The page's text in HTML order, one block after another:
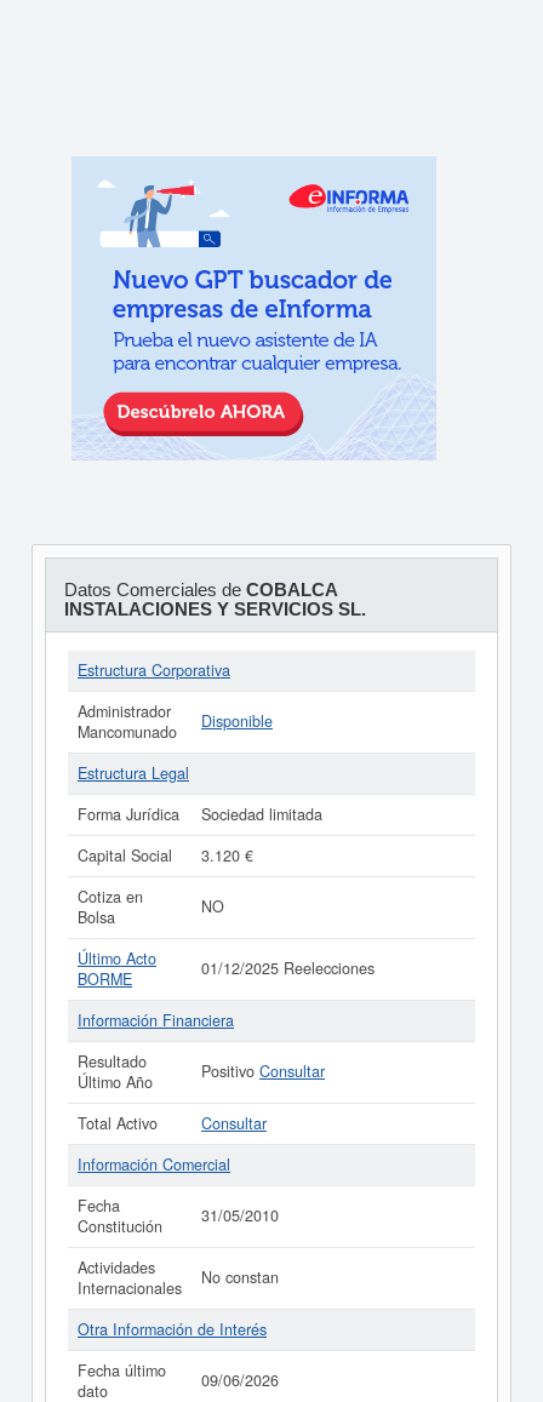
Datos Comerciales de COBALCA
INSTALACIONES Y SERVICIOS SL.
Estructura Corporativa
Administrador
Mancomunado
Disponible
Estructura Legal
Forma Jurídica
Sociedad limitada
Capital Social
3.120 €
Cotiza en
Bolsa
NO
Último Acto
BORME
01/12/2025 Reelecciones
Información Financiera
Resultado
Último Año
Positivo Consultar
Total Activo
Consultar
Información Comercial
Fecha
Constitución
31/05/2010
Actividades
Internacionales
No constan
Otra Información de Interés
Fecha último
dato
09/06/2026